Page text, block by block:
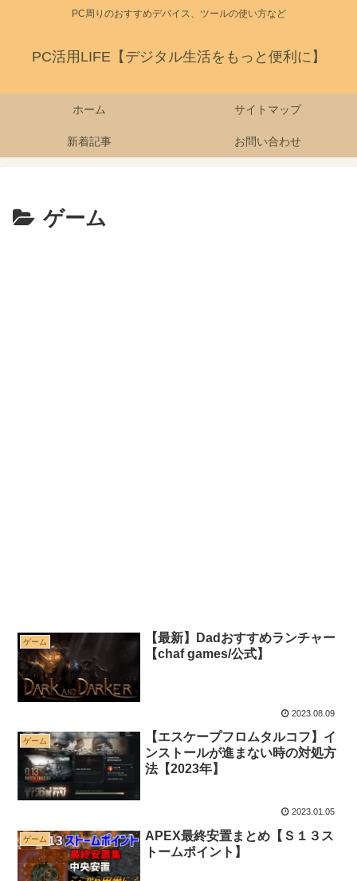
PC周りのおすすめデバイス、ツールの使い方など
PC活用LIFE【デジタル生活をもっと便利に】
ホーム サイトマップ
新着記事 お問い合わせ
ゲーム
ゲーム
【最新】Dadおすすめランチャー
【chaf games/公式】
2023.08.09
ゲーム
【エスケープフロムタルコフ】イ
ンストールが進まない時の対処方
法【2023年】
2023.01.05
ゲーム
APEX最終安置まとめ【Ｓ１３ス
トームポイント】